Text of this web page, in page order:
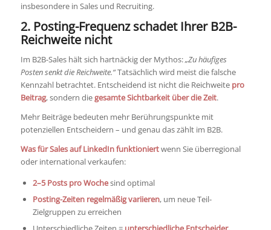
insbesondere in Sales und Recruiting.
2. Posting-Frequenz schadet Ihrer B2B-
Reichweite nicht
Im B2B-Sales hält sich hartnäckig der Mythos:„Zu häufiges
Posten senkt die Reichweite.“Tatsächlich wird meist die falsche
Kennzahl betrachtet. Entscheidend ist nicht die Reichweite pro
Beitrag, sondern diegesamte Sichtbarkeit über die Zeit.
Mehr Beiträge bedeuten mehr Berührungspunkte mit
potenziellen Entscheidern – und genau das zählt im B2B.
Was für Sales auf LinkedIn funktioniertwenn Sie überregional
oder international verkaufen:
2–5 Posts pro Wochesind optimal
Posting-Zeiten regelmäßig variieren, um neue Teil-
Zielgruppen zu erreichen